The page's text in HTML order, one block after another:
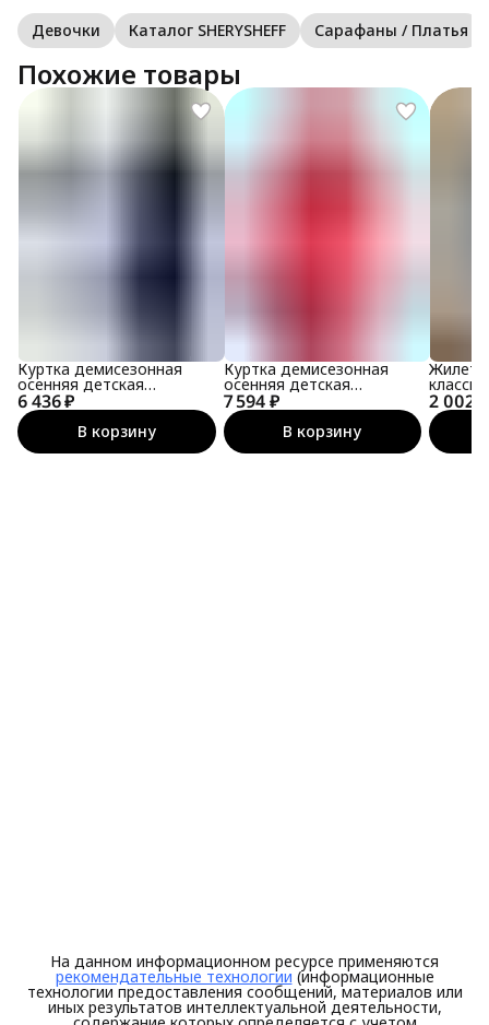
Девочки Каталог SHERYSHEFF Сарафаны / Платья
Похожие товары
6 436 ₽
Куртка демисезонная
осенняя детская
мембранная
В корзину
7 594 ₽
Куртка демисезонная
осенняя детская
мембранная
В корзину
2 002 ₽
Жилет
На данном информационном ресурсе применяются
рекомендательные технологии (информационные
технологии предоставления сообщений, материалов или
иных результатов интеллектуальной деятельности,